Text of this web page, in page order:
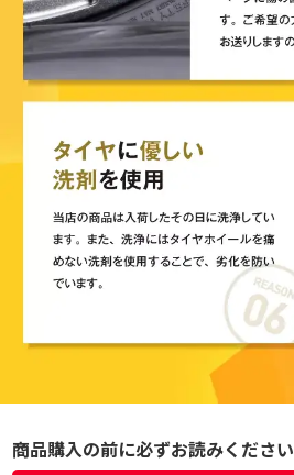
商品購入の前に必ずお読みください